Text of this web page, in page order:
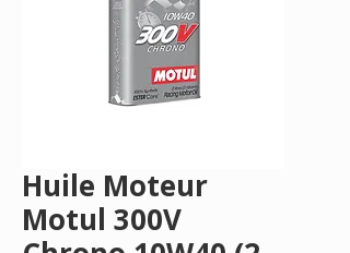
Huile Moteur
Motul 300V